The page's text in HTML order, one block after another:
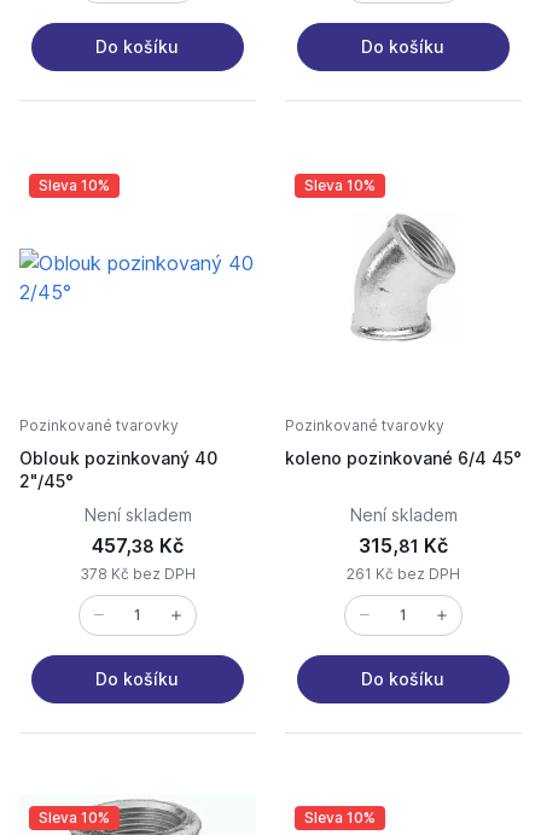
Do košíku Do košíku
Sleva 10%
Pozinkované tvarovky
Oblouk pozinkovaný 40
2"/45°
Není skladem
457,38 Kč
378 Kč bez DPH
Do košíku
Sleva 10%
Pozinkované tvarovky
koleno pozinkované 6/4 45°
Není skladem
315,81 Kč
261 Kč bez DPH
Do košíku
Sleva 10% Sleva 10%